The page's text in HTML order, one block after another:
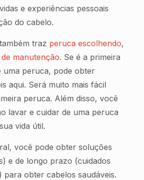
e experiências pessoais
do cabelo.
traz peruca escolhendo,
manutenção. Se é a primeira
uma peruca, pode obter
aqui. Será muito mais fácil
peruca. Além disso, você
lavar e cuidar de uma peruca
vida útil.
você pode obter soluções
e de longo prazo (cuidados
para obter cabelos saudáveis.